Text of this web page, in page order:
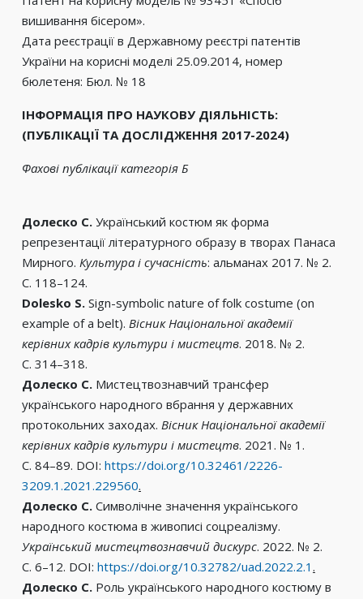
вишивання бісером».
Дата реєстрації в Державному реєстрі патентів
України на корисні моделі 25.09.2014, номер
бюлетеня: Бюл. № 18
ІНФОРМАЦІЯ ПРО НАУКОВУ ДІЯЛЬНІСТЬ:
(ПУБЛІКАЦІЇ ТА ДОСЛІДЖЕННЯ 2017-2024)
Фахові публікації категорія Б
Долеско С. Український костюм як форма
репрезентації літературного образу в творах Панаса
Мирного. Культура і сучасність: альманах 2017. № 2.
С. 118–124.
Dolesko S. Sign-symbolic nature of folk costume (on
example of a belt). Вісник Національної академії
керівних кадрів культури і мистецтв. 2018. № 2.
С. 314–318.
Долеско С. Мистецтвознавчий трансфер
українського народного вбрання у державних
протокольних заходах. Вісник Національної академії
керівних кадрів культури і мистецтв. 2021. № 1.
С. 84–89. DOI: https://doi.org/10.32461/2226-
3209.1.2021.229560.
Долеско С. Символічне значення українського
народного костюма в живописі соцреалізму.
Український мистецтвознавчий дискурс. 2022. № 2.
С. 6–12. DOI: https://doi.org/10.32782/uad.2022.2.1 .
Долеско С. Роль українського народного костюму в